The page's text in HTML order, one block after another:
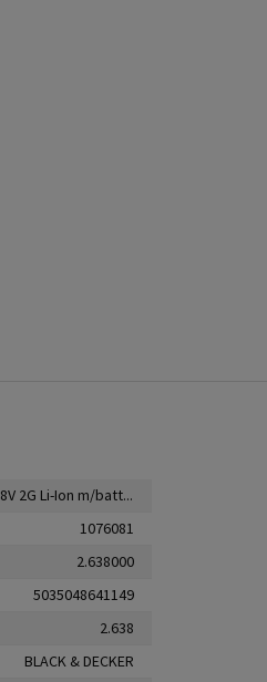
Black & Decker slagboremaskine 18V 2G Li-Ion m/batteri & lader
1076081
2.638000
5035048641149
2.638
BLACK & DECKER